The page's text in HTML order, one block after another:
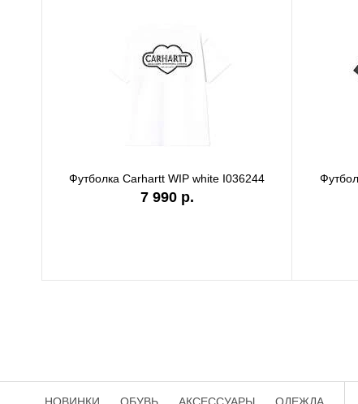
Футболка Carhartt WIP white I036244
7 990 р.